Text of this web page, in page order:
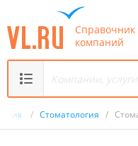
Справочник
компаний
/ Стоматология /